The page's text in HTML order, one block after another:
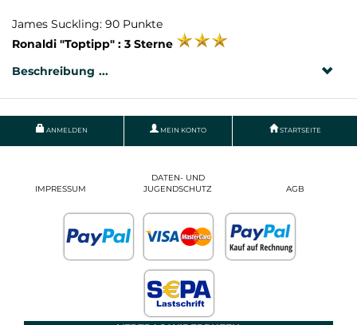
James Suckling: 90 Punkte
Ronaldi "Toptipp" : 3 Sterne
Beschreibung
ANMELDEN MEIN KONTO STARTSEITE
IMPRESSUM
DATEN- UND
JUGENDSCHUTZ
AGB